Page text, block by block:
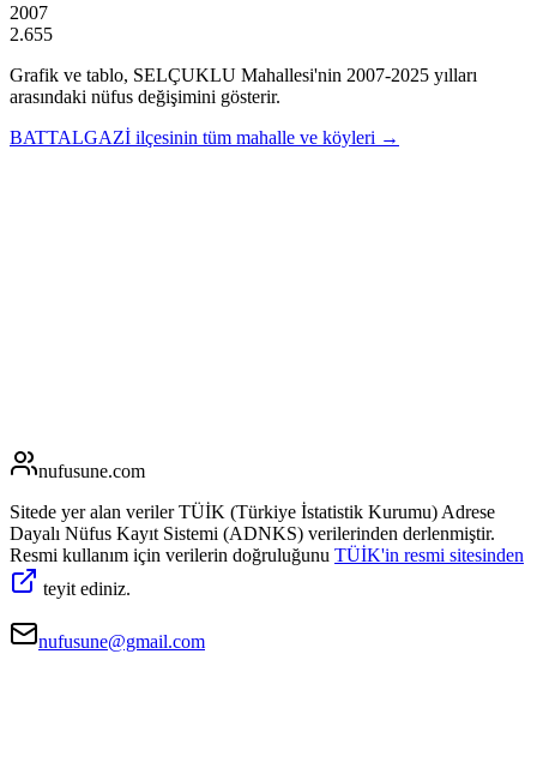
2007
2.655
Grafik ve tablo, SELÇUKLU Mahallesi'nin 2007-2025 yılları
arasındaki nüfus değişimini gösterir.
BATTALGAZİ ilçesinin tüm mahalle ve köyleri →
nufusune.com
Sitede yer alan veriler TÜİK (Türkiye İstatistik Kurumu) Adrese
Dayalı Nüfus Kayıt Sistemi (ADNKS) verilerinden derlenmiştir.
Resmi kullanım için verilerin doğruluğunu TÜİK'in resmi sitesinden
teyit ediniz.
nufusune@gmail.com